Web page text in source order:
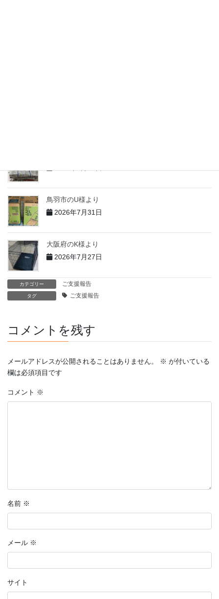
鳥羽市のU様より
2026年7月31日
大阪府のK様より
2026年7月27日
カテゴリー ご支援報告
タグ ご支援報告
コメントを残す
メールアドレスが公開されることはありません。 ※ が付いている
欄は必須項目です
コメント ※
名前 ※
メール ※
サイト